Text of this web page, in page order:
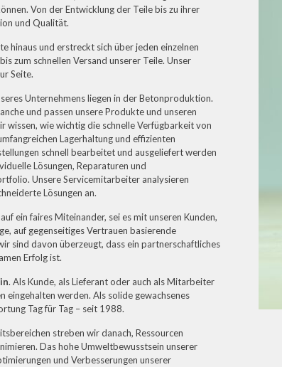
Von der Entwicklung der Teile bis zu ihrer
und Qualität.
hinaus und erstreckt sich über jeden einzelnen
zum schnellen Versand unserer Teile. Unser
Seite.
Unternehmens liegen in der Betonproduktion.
und passen unsere Produkte und unseren
wissen, wie wichtig die schnelle Verfügbarkeit von
Lagerhaltung und effizienten
schnell bearbeitet und ausgeliefert werden
Lösungen, Reparaturen und
Unsere Servicemitarbeiter analysieren
Lösungen an.
ein faires Miteinander, sei es mit unseren Kunden,
auf gegenseitiges Vertrauen basierende
sind davon überzeugt, dass ein partnerschaftliches
Erfolg ist.
. Als Kunde, als Lieferant oder auch als Mitarbeiter
eingehalten werden. Als solide gewachsenes
Tag für Tag – seit 1988.
streben wir danach, Ressourcen
Das hohe Umweltbewusstsein unserer
und Verbesserungen unserer